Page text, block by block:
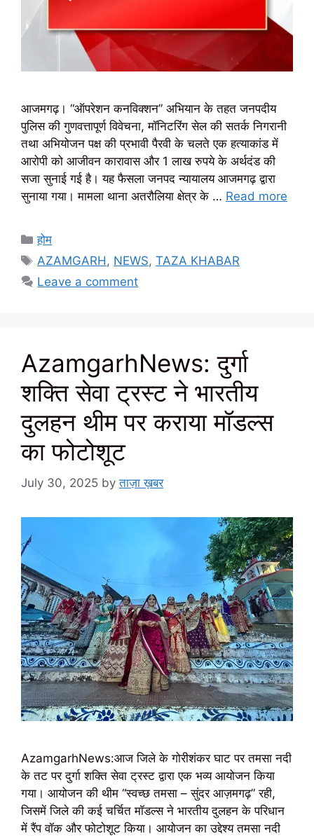
आजमगढ़। “ऑपरेशन कनविक्शन” अभियान के तहत जनपदीय
पुलिस की गुणवत्तापूर्ण विवेचना, मॉनिटरिंग सेल की सतर्क निगरानी
तथा अभियोजन पक्ष की प्रभावी पैरवी के चलते एक हत्याकांड में
आरोपी को आजीवन कारावास और 1 लाख रुपये के अर्थदंड की
सजा सुनाई गई है। यह फैसला जनपद न्यायालय आजमगढ़ द्वारा
सुनाया गया। मामला थाना अतरौलिया क्षेत्र के … Read more
Categories
होम
Tags
AZAMGARH, NEWS,TAZA KHABAR
Leave a comment
AzamgarhNews: दुर्गा
शक्ति सेवा ट्रस्ट ने भारतीय
दुलहन थीम पर कराया मॉडल्स
का फोटोशूट
July 30, 2025 byताज़ा ख़बर
AzamgarhNews:आज जिले के गोरीशंकर घाट पर तमसा नदी
के तट पर दुर्गा शक्ति सेवा ट्रस्ट द्वारा एक भव्य आयोजन किया
गया। आयोजन की थीम “स्वच्छ तमसा – सुंदर आज़मगढ़” रही,
जिसमें जिले की कई चर्चित मॉडल्स ने भारतीय दुलहन के परिधान
में रैंप वॉक और फोटोशूट किया। आयोजन का उद्देश्य तमसा नदी